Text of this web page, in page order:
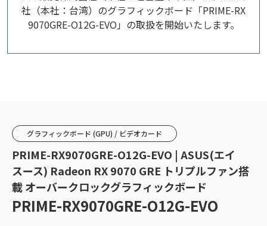
社（本社：台湾）のグラフィックボード「PRIME-RX
9070GRE-O12G-EVO」の取扱を開始いたします。
グラフィックボード (GPU) / ビデオカード
PRIME-RX9070GRE-O12G-EVO | ASUS(エイ
スース) Radeon RX 9070 GRE トリプルファン搭
載 オーバークロックグラフィックボード
PRIME-RX9070GRE-O12G-EVO